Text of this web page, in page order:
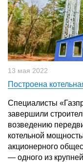
13 мая 2022
Построена
Специалисты
завершили
возведению
котельной
акционерного
— одного из